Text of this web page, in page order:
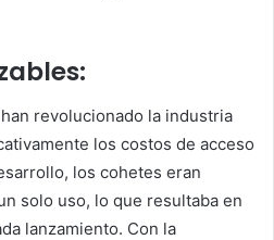
revolucionado la industria
los costos de acceso
los cohetes eran
solo uso, lo que resultaba en
lanzamiento. Con la